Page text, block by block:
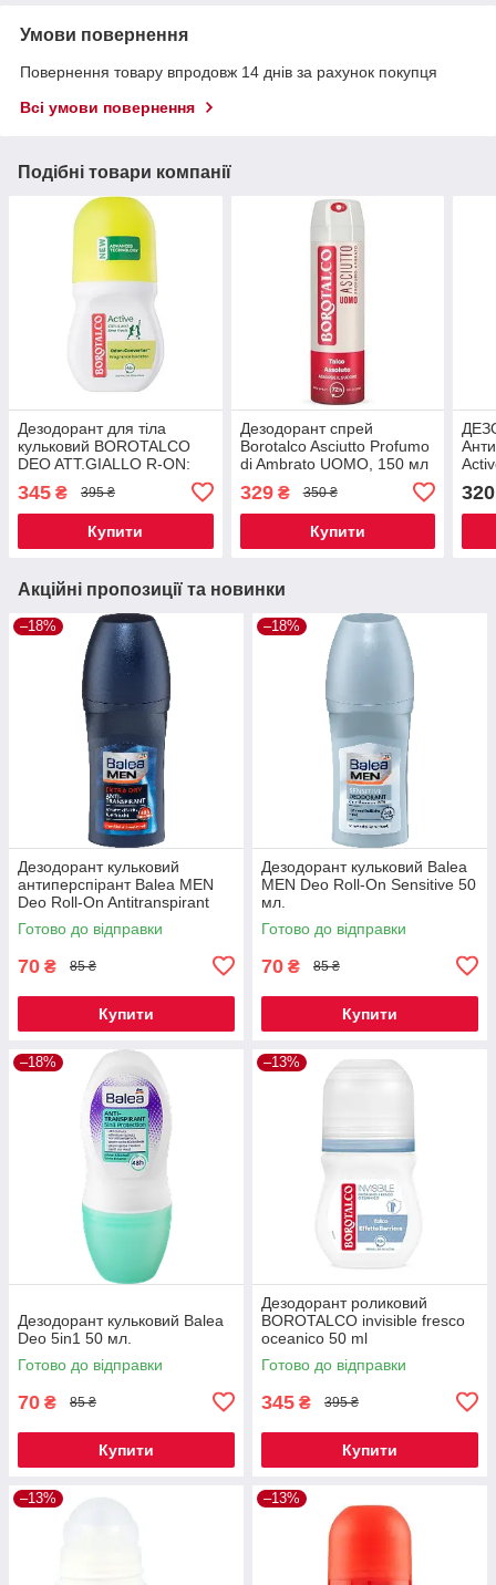
Умови повернення
Повернення товару впродовж 14 днів за рахунок покупця
Всі умови повернення
Подібні товари компанії
Дезодорант для тіла
кульковий BOROTALCO
DEO ATT.GIALLO R-ON:
Свіжість і захист на весь
день 50 мл
345 ₴ 395 ₴
Купити
Дезодорант спрей
Borotalco Asciutto Profumo
di Ambrato UOMO, 150 мл
329₴ 350 ₴
Купити
320
Акційні пропозиції та новинки
–18%
Дезодорант кульковий
антиперспірант Balea MEN
Deo Roll-On Antitranspirant
Extra Dry 50мл.
Готово до відправки
70 ₴ 85 ₴
Купити
–18%
Дезодорант кульковий Balea
MEN Deo Roll-On Sensitive 50
мл.
Готово до відправки
70 ₴ 85 ₴
Купити
–18%
Дезодорант кульковий Balea
Deo 5in1 50 мл.
Готово до відправки
70 ₴ 85 ₴
Купити
–13%
Дезодорант роликовий
BOROTALCO invisible fresco
oceanico 50 ml
Готово до відправки
345 ₴ 395 ₴
Купити
–13% –13%